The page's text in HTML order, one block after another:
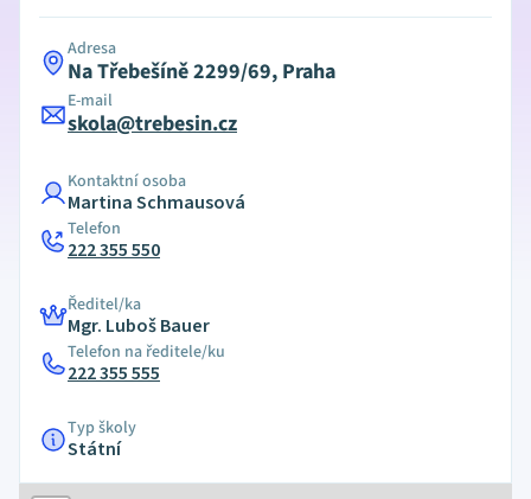
Adresa
Na Třebešíně 2299/69, Praha
E-mail
skola@trebesin.cz
Kontaktní osoba
Martina Schmausová
Telefon
222 355 550
Ředitel/ka
Mgr. Luboš Bauer
Telefon na ředitele/ku
222 355 555
Typ školy
Státní